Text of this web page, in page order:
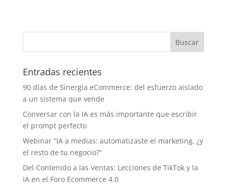
Entradas recientes
90 días de Sinergia eCommerce: del esfuerzo aislado
a un sistema que vende
Conversar con la IA es más importante que escribir
el prompt perfecto
Webinar “IA a medias: automatizaste el marketing, ¿y
el resto de tu negocio?”
Del Contenido a las Ventas: Lecciones de TikTok y la
IA en el Foro Ecommerce 4.0